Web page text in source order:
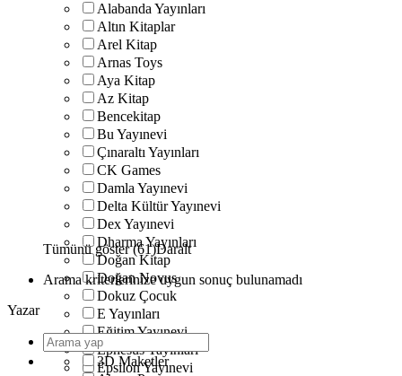
Alabanda Yayınları
Altın Kitaplar
Arel Kitap
Arnas Toys
Aya Kitap
Az Kitap
Bencekitap
Bu Yayınevi
Çınaraltı Yayınları
CK Games
Damla Yayınevi
Delta Kültür Yayınevi
Dex Yayınevi
Dharma Yayınları
Doğan Kitap
Doğan Novus
Dokuz Çocuk
E Yayınları
Eğitim Yayınevi
Ephesus Yayınları
Epsilon Yayınevi
Tümünü göster (61)Daralt
Arama kriterlerinize uygun sonuç bulunamadı
Yazar
3D Maketler